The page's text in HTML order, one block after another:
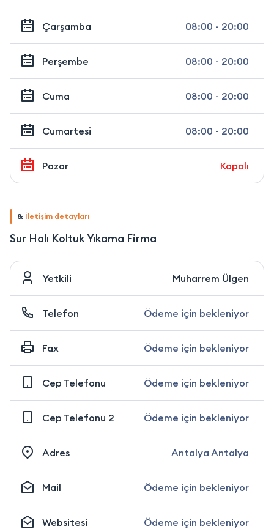
Çarşamba 08:00 - 20:00
Perşembe 08:00 - 20:00
Cuma 08:00 - 20:00
Cumartesi 08:00 - 20:00
Pazar Kapalı
& İletişim detayları
Sur Halı Koltuk Yıkama Firma
Yetkili Muharrem Ülgen
Telefon Ödeme için bekleniyor
Fax Ödeme için bekleniyor
Cep Telefonu Ödeme için bekleniyor
Cep Telefonu 2 Ödeme için bekleniyor
Adres Antalya Antalya
Mail Ödeme için bekleniyor
Websitesi Ödeme için bekleniyor